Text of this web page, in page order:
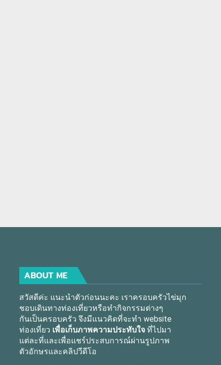
ABOUT ME
สวัสดีค่ะ แนะนำตัวก่อนนะคะ เราครอบครัวไข่มุก
ชอบเดินทางท่องเที่ยวหรือทำกิจกรรมต่างๆ
กันเป็นครอบครัว จึงมีแนวคิดที่จะทำ website
ท่องเที่ยว เพื่อเก็บภาพความประทับใจที่ไปมา
แต่ละที่และเพื่อแชร์ประสบการณ์ผ่านรูปภาพ
ตัวอักษรและคลิปวีดีโอ